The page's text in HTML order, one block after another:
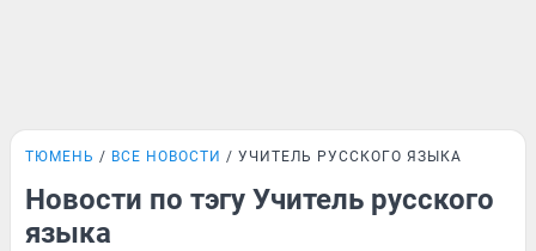
ТЮМЕНЬ ВСЕ НОВОСТИ УЧИТЕЛЬ РУССКОГО ЯЗЫКА
Новости по тэгу Учитель русского
языка